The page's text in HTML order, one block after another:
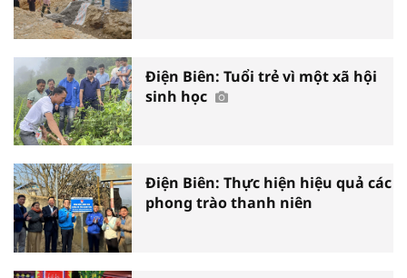
Điện Biên: Tuổi trẻ vì một xã hội
sinh học
Điện Biên: Thực hiện hiệu quả các
phong trào thanh niên